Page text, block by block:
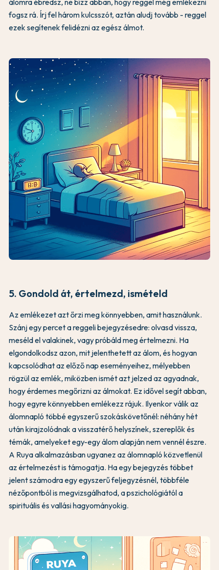
álomra ébredsz, ne bízz abban, hogy reggel még emlékezni
fogsz rá. Írj fel három kulcsszót, aztán aludj tovább - reggel
ezek segítenek felidézni az egész álmot.
5. Gondold át, értelmezd, ismételd
Az emlékezet azt őrzi meg könnyebben, amit használunk.
Szánj egy percet a reggeli bejegyzésedre: olvasd vissza,
meséld el valakinek, vagy próbáld meg értelmezni. Ha
elgondolkodsz azon, mit jelenthetett az álom, és hogyan
kapcsolódhat az előző nap eseményeihez, mélyebben
rögzül az emlék, miközben ismét azt jelzed az agyadnak,
hogy érdemes megőrizni az álmokat. Ez idővel segít abban,
hogy egyre könnyebben emlékezz rájuk. Ilyenkor válik az
álomnapló többé egyszerű szokáskövetőnél: néhány hét
után kirajzolódnak a visszatérő helyszínek, szereplők és
témák, amelyeket egy-egy álom alapján nem vennél észre.
A Ruya alkalmazásban ugyanez az álomnapló közvetlenül
az értelmezést is támogatja. Ha egy bejegyzés többet
jelent számodra egy egyszerű feljegyzésnél, többféle
nézőpontból is megvizsgálhatod, a pszichológiától a
spirituális és vallási hagyományokig.